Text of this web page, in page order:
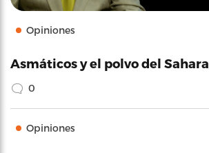
Opiniones
Asmáticos y el polvo del Sahara
0
Opiniones